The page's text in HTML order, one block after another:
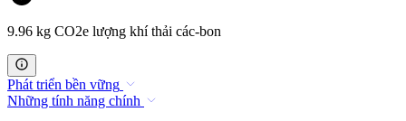
9.96 kg CO2e lượng khí thải các-bon
Phát triển bền vững
Những tính năng chính